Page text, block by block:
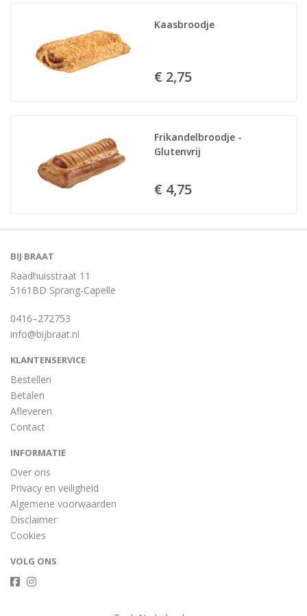
Kaasbroodje
€ 2,75
Frikandelbroodje -
Glutenvrij
€ 4,75
BIJ BRAAT
Raadhuisstraat 11
5161BD Sprang-Capelle
0416–272753
info@bijbraat.nl
KLANTENSERVICE
Bestellen
Betalen
Afleveren
Contact
INFORMATIE
Over ons
Privacy en veiligheid
Algemene voorwaarden
Disclaimer
Cookies
VOLG ONS